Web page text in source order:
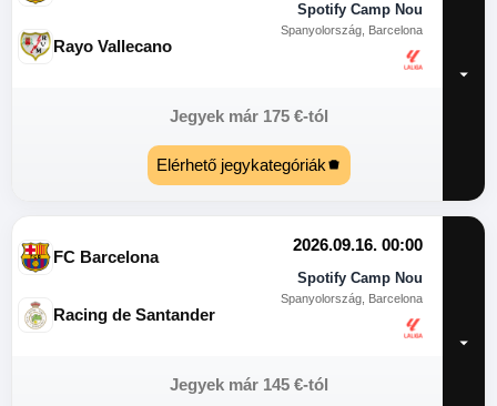
Spotify Camp Nou
Spanyolország, Barcelona
Rayo Vallecano
Jegyek már 175 €-tól
Elérhető jegykategóriák
FC Barcelona
2026.09.16. 00:00
Spotify Camp Nou
Spanyolország, Barcelona
Racing de Santander
Jegyek már 145 €-tól